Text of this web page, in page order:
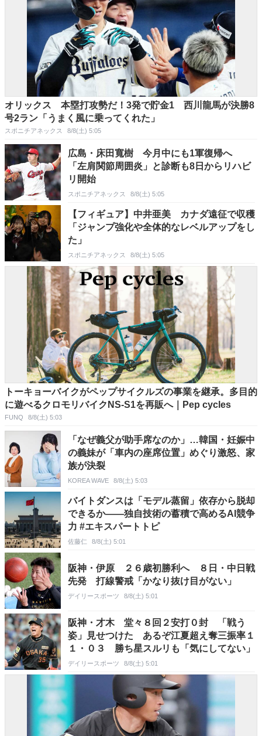
オリックス 本塁打攻勢だ！3発で貯金1 西川龍馬が決勝8
号2ラン「うまく風に乗ってくれた」
スポニチアネックス 8/8(土) 5:05
広島・床田寬樹 今月中にも1軍復帰へ
「左肩関節周囲炎」と診断も8日からリハビ
リ開始
スポニチアネックス 8/8(土) 5:05
【フィギュア】中井亜美 カナダ遠征で収穫
「ジャンプ強化や全体的なレベルアップをし
た」
スポニチアネックス 8/8(土) 5:05
トーキョーバイクがペップサイクルズの事業を継承。多目的
に遊べるクロモリバイクNS-S1を再販へ｜Pep cycles
FUNQ 8/8(土) 5:03
「なぜ義父が助手席なのか」…韓国・妊娠中
の義妹が「車内の座席位置」めぐり激怒、家
族が決裂
KOREA WAVE 8/8(土) 5:03
バイトダンスは「モデル蒸留」依存から脱却
できるか――独自技術の蓄積で高めるAI競争
力 #エキスパートトピ
佐藤仁 8/8(土) 5:01
阪神・伊原 ２６歳初勝利へ ８日・中日戦
先発 打線警戒「かなり抜け目がない」
デイリースポーツ 8/8(土) 5:01
阪神・才木 堂々８回２安打０封 「戦う
姿」見せつけた あるぞ江夏超え奪三振率１
１・０３ 勝ち星スルリも「気にしてない」
デイリースポーツ 8/8(土) 5:01